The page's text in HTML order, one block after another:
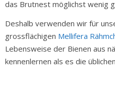
das Brutnest möglichst wenig
Deshalb verwenden wir für
grossflächigen Mellifera
Lebensweise der Bienen aus
kennenlernen als es die